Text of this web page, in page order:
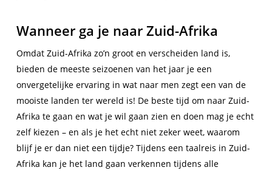
Wanneer ga je naar Zuid-Afrika
Omdat Zuid-Afrika zo’n groot en verscheiden land is,
bieden de meeste seizoenen van het jaar je een
onvergetelijke ervaring in wat naar men zegt een van de
mooiste landen ter wereld is! De beste tijd om naar Zuid-
Afrika te gaan en wat je wil gaan zien en doen mag je echt
zelf kiezen – en als je het echt niet zeker weet, waarom
blijf je er dan niet een tijdje? Tijdens een taalreis in Zuid-
Afrika kan je het land gaan verkennen tijdens alle